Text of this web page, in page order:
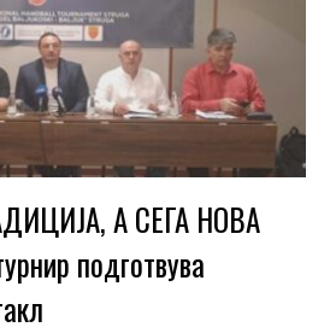
А СЕГА НОВА
подготвува